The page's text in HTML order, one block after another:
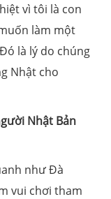
vì tôi là con
làm một
là lý do chúng
Nhật cho
Nhật Bản
như Đà
vui chơi tham